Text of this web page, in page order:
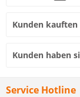
Kunden kauften
Kunden haben
Service Hotline